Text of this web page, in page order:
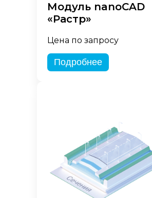
Модуль nanoCAD
«Растр»
Цена по запросу
Подробнее